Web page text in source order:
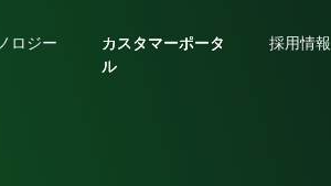
ロジー
カスタマーポータ
ル
カスタマーポータ
ル
カスタマーポータ
ル
採用情報